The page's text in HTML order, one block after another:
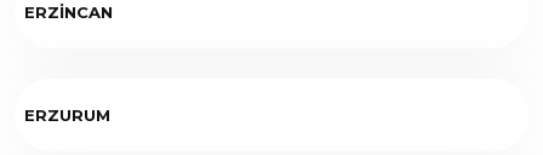
ERZİNCAN
ERZURUM